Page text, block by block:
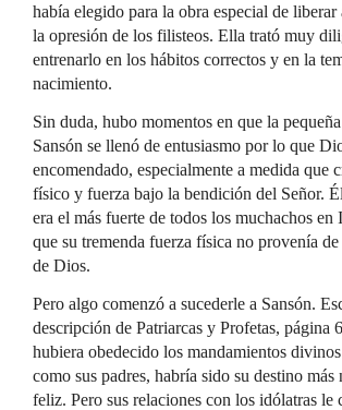
había elegido para la obra especial de liberar
la opresión de los filisteos. Ella trató muy
entrenarlo en los hábitos correctos y en la
nacimiento.
Sin duda, hubo momentos en que la
Sansón se llenó de entusiasmo por lo que
encomendado, especialmente a medida que
físico y fuerza bajo la bendición del Señor.
era el más fuerte de todos los muchachos en
que su tremenda fuerza física no provenía
de Dios.
Pero algo comenzó a sucederle a Sansón.
descripción de Patriarcas y Profetas, página
hubiera obedecido los mandamientos
como sus padres, habría sido su destino más
feliz. Pero sus relaciones con los idólatras le